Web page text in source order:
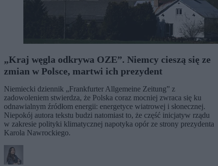
„Kraj węgla odkrywa OZE”. Niemcy cieszą się ze
zmian w Polsce, martwi ich prezydent
Niemiecki dziennik „Frankfurter Allgemeine Zeitung” z
zadowoleniem stwierdza, że Polska coraz mocniej zwraca się ku
odnawialnym źródłom energii: energetyce wiatrowej i słonecznej.
Niepokój autora tekstu budzi natomiast to, że część inicjatyw rządu
w zakresie polityki klimatycznej napotyka opór ze strony prezydenta
Karola Nawrockiego.